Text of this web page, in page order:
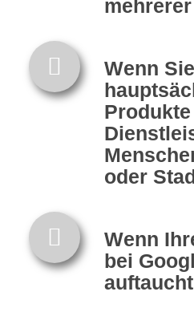
Wenn Sie
oder
Wenn
bei
auftaucht